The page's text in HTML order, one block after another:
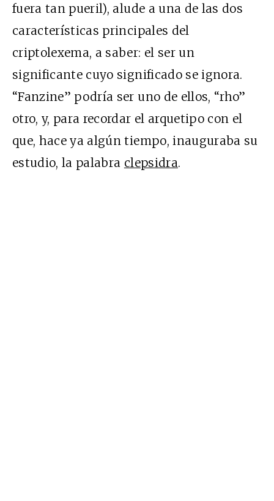
fuera tan pueril), alude a una de las dos
características principales del
criptolexema, a saber: el ser un
significante cuyo significado se ignora.
“Fanzine” podría ser uno de ellos, “rho”
otro, y, para recordar el arquetipo con el
que, hace ya algún tiempo, inauguraba su
estudio, la palabra clepsidra.